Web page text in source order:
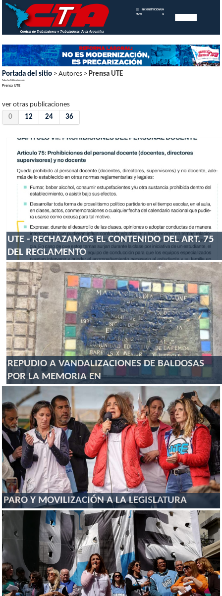
MENU
INICIOINSTITUCIONAL MEMORIAS
ANUALES
Portada del sitio > Autores > Prensa UTE
Todas las Publicaciones de:
Prensa UTE
ver otras publicaciones
0
12 24 36
UTE - RECHAZAMOS EL CONTENIDO DEL ART. 75
DEL REGLAMENTO
REPUDIO A VANDALIZACIONES DE BALDOSAS
POR LA MEMORIA EN
PARO Y MOVILIZACIÓN A LA LEGISLATURA